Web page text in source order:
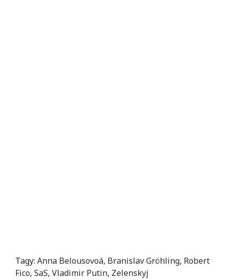
Tagy: Anna Belousovoá, Branislav Gröhling, Robert
Fico, SaS, Vladimir Putin, Zelenskyj